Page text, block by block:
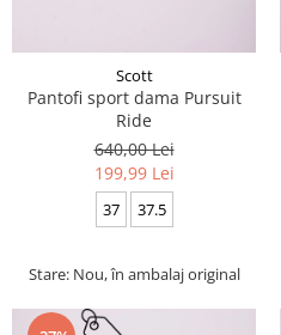
Scott
Pantofi sport dama Pursuit
Ride
640,00 Lei
199,99 Lei
37 37.5
Stare: Nou, în ambalaj original